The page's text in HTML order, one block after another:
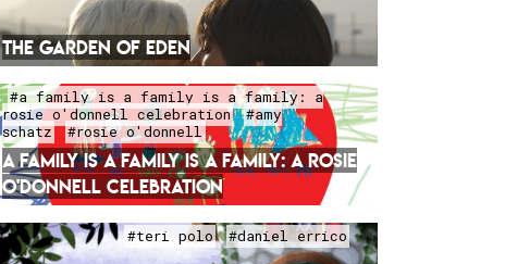
THE GARDEN OF EDEN
#a family is a family is a family: a
rosie o'donnell celebration
#amy
schatz
#rosie o'donnell
A FAMILY IS A FAMILY IS A FAMILY: A ROSIE
O'DONNELL CELEBRATION
#teri polo #daniel errico